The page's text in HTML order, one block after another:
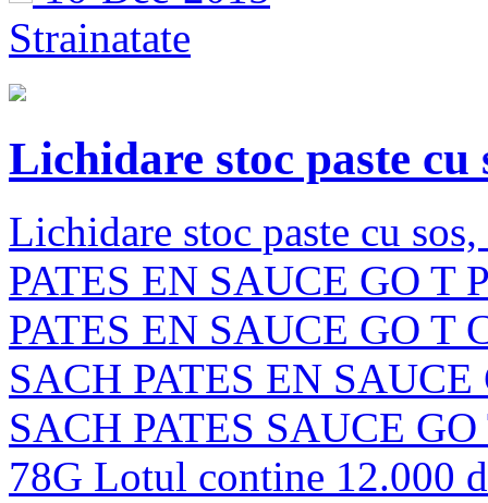
Strainatate
Lichidare stoc paste cu
Lichidare stoc paste cu
PATES EN SAUCE GO T
PATES EN SAUCE GO T
SACH PATES EN
SACH PATES SAUCE
78G Lotul contine 12.000